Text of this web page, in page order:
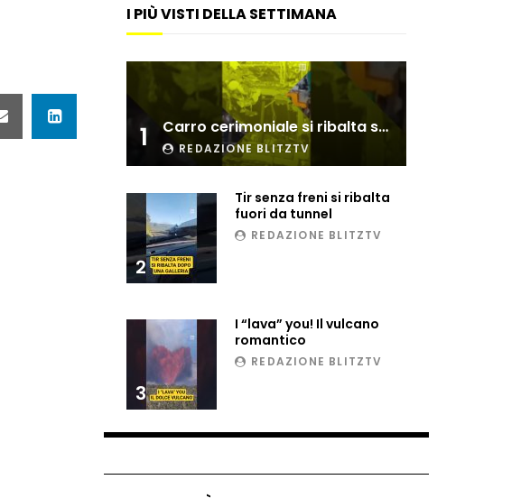
Nei casinò arriva il cambio
Esplode cabina elettrica
sotterranea
Grattacielo crolla per un
incendio
Ammiocuggino con la ruspa…
I PIÙ VISTI DELLA SETTIMANA
1 Carro cerimoniale si ribalta sulla folla
REDAZIONE BLITZTV
2
Tir senza freni si ribalta
fuori da tunnel
REDAZIONE BLITZTV
3
I “lava” you! Il vulcano
romantico
REDAZIONE BLITZTV